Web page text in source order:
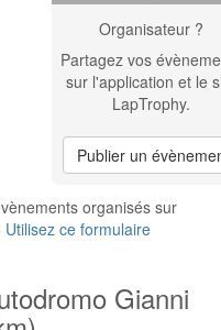
Organisateur ?
Partagez vos
sur l'application et le
LapTrophy.
Publier un
organisés sur
Utilisez ce formulaire
Gianni